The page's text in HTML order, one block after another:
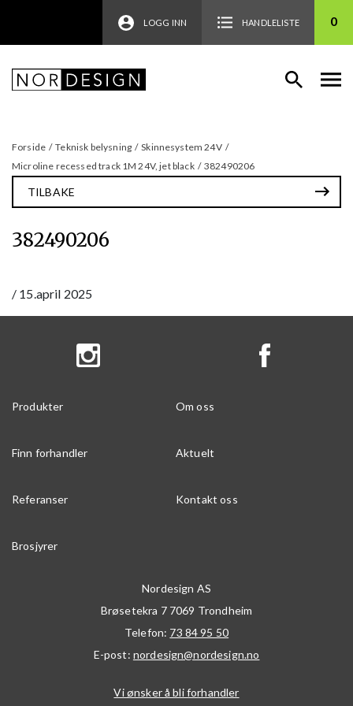
LOGG INN HANDLELISTE 0
Forside / Teknisk belysning / Skinnesystem 24V /
Microline recessed track 1M 24V, jet black / 382490206
TILBAKE
382490206
/ 15.april 2025
Produkter Om oss
Finn forhandler Aktuelt
Referanser Kontakt oss
Brosjyrer
Nordesign AS
Brøsetekra 7 7069 Trondheim
Telefon: 73 84 95 50
E-post: nordesign@nordesign.no
Vi ønsker å bli forhandler